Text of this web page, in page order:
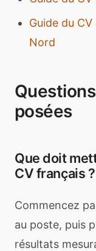
Guide du
Nord
posées
Que doit
CV français ?
Commencez
au poste, puis
résultats